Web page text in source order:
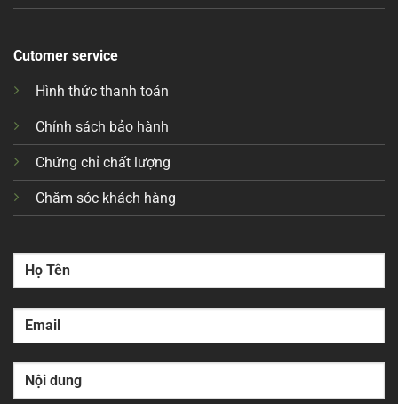
Cutomer service
Hình thức thanh toán
Chính sách bảo hành
Chứng chỉ chất lượng
Chăm sóc khách hàng